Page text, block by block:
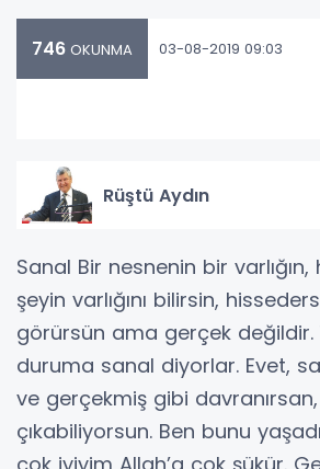
746 OKUNMA 03-08-2019 09:03
Rüştü Aydın
Sanal Bir nesnenin bir
şeyin varlığını bilirsin,
görürsün ama gerçek değildir.
duruma sanal diyorlar. Evet,
ve gerçekmiş gibi davranırsan,
çıkabiliyorsun. Ben bunu